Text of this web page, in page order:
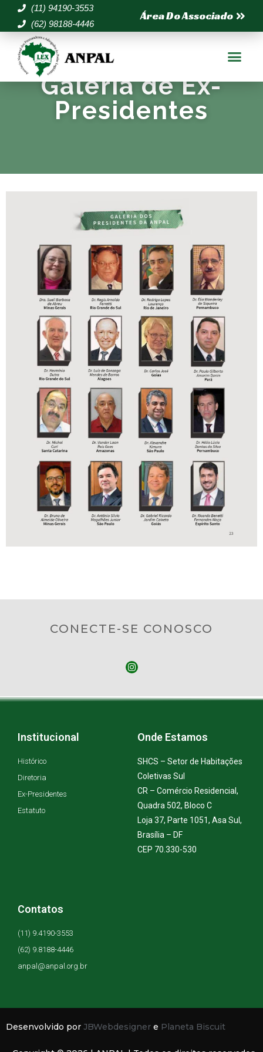
(11) 94190-3553
(62) 98188-4446
Área Do Associado
Galeria de Ex-
Presidentes
CONECTE-SE CONOSCO
Institucional
Histórico
Diretoria
Ex-Presidentes
Estatuto
Onde Estamos
SHCS – Setor de Habitações
Coletivas Sul
CR – Comércio Residencial,
Quadra 502, Bloco C
Loja 37, Parte 1051, Asa Sul,
Brasília – DF
CEP 70.330-530
Contatos
(11) 9.4190-3553
(62) 9.8188-4446
anpal@anpal.org.br
Desenvolvido por JBWebdesigner e Planeta Biscuit